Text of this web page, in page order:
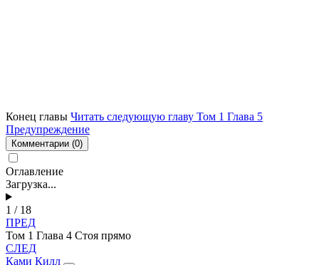
Конец главы Читать следующую главу Том 1 Глава 5
Предупреждение
Комментарии (0)
Оглавление
Загрузка...
1 / 18
ПРЕД
Том 1 Глава 4 Стоя прямо
СЛЕД
Ками Килл